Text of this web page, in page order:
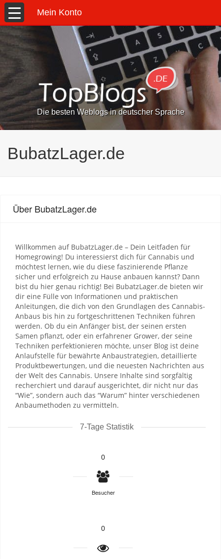
Mein Konto
Die besten Weblogs in deutscher Sprache
BubatzLager.de
Über BubatzLager.de
Willkommen auf BubatzLager.de – Dein Leitfaden für
Homegrowing! Du interessierst dich für Cannabis und
möchtest lernen, wie du diese faszinierende Pflanze
sicher und erfolgreich zu Hause anbauen kannst? Dann
bist du hier genau richtig! Bei BubatzLager.de bieten wir
dir eine Fülle von Informationen und praktischen
Anleitungen, die dich von den Grundlagen des Cannabis-
Anbaus bis hin zu fortgeschrittenen Techniken führen
werden. Ob du ein Anfänger bist, der seinen ersten
Samen pflanzt, oder ein erfahrener Grower, der seine
Techniken perfektionieren möchte, unser Blog ist deine
Anlaufstelle für bewährte Anbaustrategien, detaillierte
Produktbewertungen, und die neuesten Nachrichten aus
der Welt des Cannabis. Unsere Inhalte sind sorgfältig
recherchiert und darauf ausgerichtet, dir nicht nur das
“Wie”, sondern auch das “Warum” hinter verschiedenen
Anbaumethoden zu vermitteln.
7-Tage Statistik
0
Besucher
0